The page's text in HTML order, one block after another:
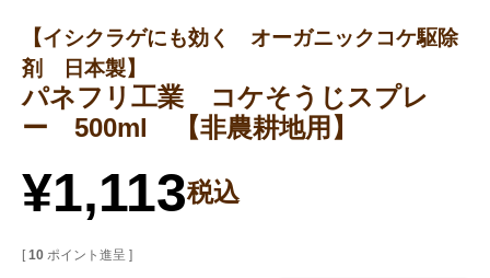
【イシクラゲにも効く オーガニックコケ駆除
剤 日本製】
パネフリ工業 コケそうじスプレ
ー 500ml 【非農耕地用】
¥1,113税込
[ 10 ポイント進呈 ]